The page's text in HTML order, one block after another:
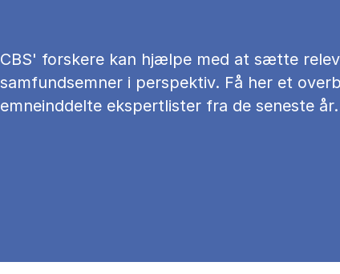
CBS' forskere kan hjælpe med at sætte
samfundsemner i perspektiv. Få her et
emneinddelte ekspertlister fra de seneste år.